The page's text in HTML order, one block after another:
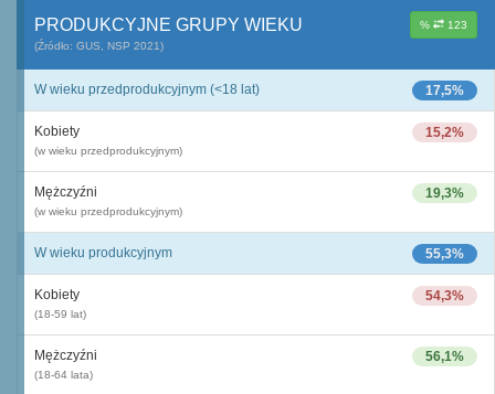
% 123
PRODUKCYJNE GRUPY WIEKU
(Źródło: GUS, NSP 2021)
17,5%
W wieku przedprodukcyjnym (<18 lat)
15,2%
Kobiety
(w wieku przedprodukcyjnym)
19,3%
Mężczyźni
(w wieku przedprodukcyjnym)
55,3%
W wieku produkcyjnym
54,3%
Kobiety
(18-59 lat)
56,1%
Mężczyźni
(18-64 lata)